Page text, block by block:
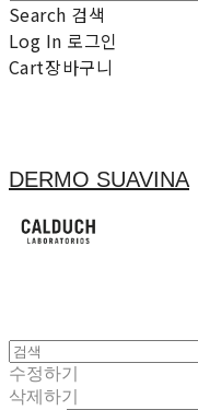
Search 검색
Log In 로그인
Cart장바구니
DERMO SUAVINA
수정하기
삭제하기